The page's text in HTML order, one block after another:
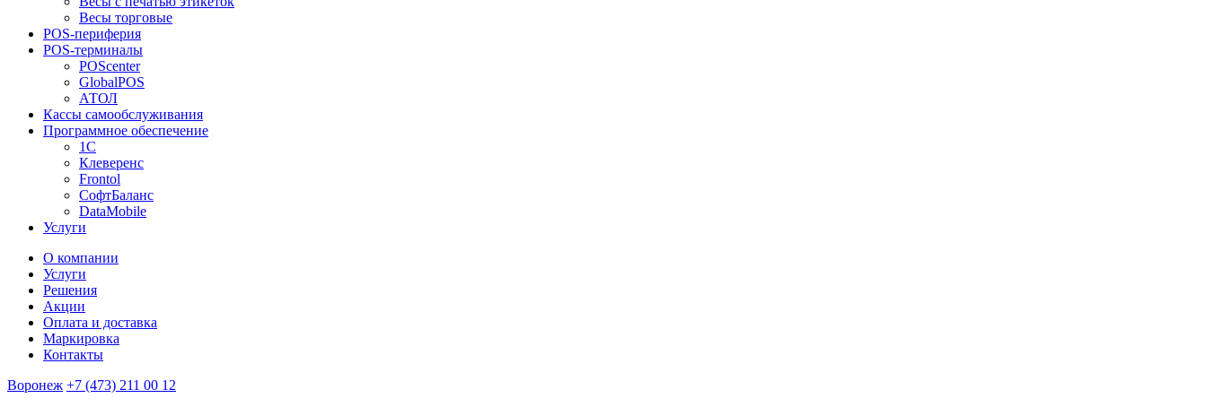
Весы торговые
POS-периферия
POS-терминалы
POScenter
GlobalPOS
АТОЛ
Кассы самообслуживания
Программное обеспечение
1С
Клеверенс
Frontol
СофтБаланс
DataMobile
Услуги
О компании
Услуги
Решения
Акции
Оплата и доставка
Маркировка
Контакты
Воронеж +7 (473) 211 00 12